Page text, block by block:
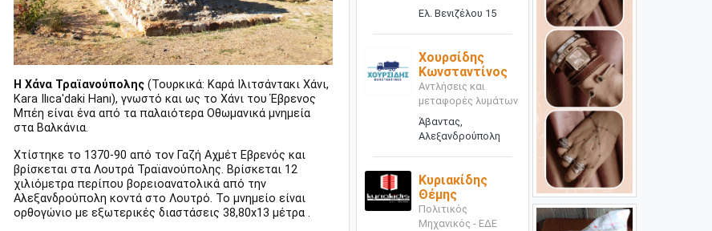
Η Χάνα Τραϊανούπολης (Τουρκικά: Καρά Ιλιτσάντακι Χάνι,
Kara Ilıca'daki Hanı), γνωστό και ως το Χάνι του Έβρενος
Μπέη είναι ένα από τα παλαιότερα Οθωμανικά μνημεία
στα Βαλκάνια.
Χτίστηκε το 1370-90 από τον Γαζή Αχμέτ Εβρενός και
βρίσκεται στα Λουτρά Τραϊανούπολης. Βρίσκεται 12
χιλιόμετρα περίπου βορειοανατολικά από την
Αλεξανδρούπολη κοντά στο Λουτρό. Το μνημείο είναι
ορθογώνιο με εξωτερικές διαστάσεις 38,80x13 μέτρα .
Ελ. Βενιζέλου 15
Χουρσίδης
Κωνσταντίνος
Αντλήσεις και
μεταφορές λυμάτων
Άβαντας,
Αλεξανδρούπολη
Κυριακίδης
Θέμης
Πολιτικός
Μηχανικός - ΕΔΕ